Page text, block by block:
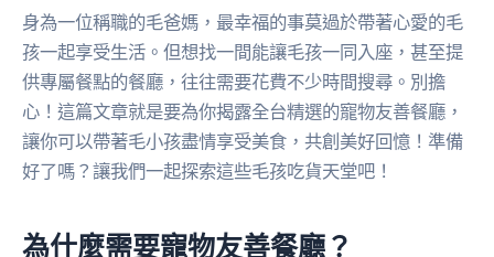
身為一位稱職的毛爸媽，最幸福的事莫過於帶著心愛的毛
孩一起享受生活。但想找一間能讓毛孩一同入座，甚至提
供專屬餐點的餐廳，往往需要花費不少時間搜尋。別擔
心！這篇文章就是要為你揭露全台精選的寵物友善餐廳，
讓你可以帶著毛小孩盡情享受美食，共創美好回憶！準備
好了嗎？讓我們一起探索這些毛孩吃貨天堂吧！
為什麼需要寵物友善餐廳？